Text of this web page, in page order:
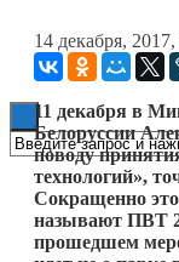
Книги
14 декабря,
11 декабря в
Белоруссии
поводу
технологий»,
Сокращенно
называют ПВТ
прошедшем